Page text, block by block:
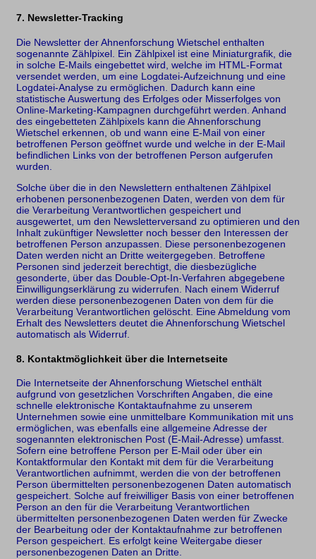
7. Newsletter-Tracking
Die Newsletter der Ahnenforschung Wietschel enthalten
sogenannte Zählpixel. Ein Zählpixel ist eine Miniaturgrafik, die
in solche E-Mails eingebettet wird, welche im HTML-Format
versendet werden, um eine Logdatei-Aufzeichnung und eine
Logdatei-Analyse zu ermöglichen. Dadurch kann eine
statistische Auswertung des Erfolges oder Misserfolges von
Online-Marketing-Kampagnen durchgeführt werden. Anhand
des eingebetteten Zählpixels kann die Ahnenforschung
Wietschel erkennen, ob und wann eine E-Mail von einer
betroffenen Person geöffnet wurde und welche in der E-Mail
befindlichen Links von der betroffenen Person aufgerufen
wurden.
Solche über die in den Newslettern enthaltenen Zählpixel
erhobenen personenbezogenen Daten, werden von dem für
die Verarbeitung Verantwortlichen gespeichert und
ausgewertet, um den Newsletterversand zu optimieren und den
Inhalt zukünftiger Newsletter noch besser den Interessen der
betroffenen Person anzupassen. Diese personenbezogenen
Daten werden nicht an Dritte weitergegeben. Betroffene
Personen sind jederzeit berechtigt, die diesbezügliche
gesonderte, über das Double-Opt-In-Verfahren abgegebene
Einwilligungserklärung zu widerrufen. Nach einem Widerruf
werden diese personenbezogenen Daten von dem für die
Verarbeitung Verantwortlichen gelöscht. Eine Abmeldung vom
Erhalt des Newsletters deutet die Ahnenforschung Wietschel
automatisch als Widerruf.
8. Kontaktmöglichkeit über die Internetseite
Die Internetseite der Ahnenforschung Wietschel enthält
aufgrund von gesetzlichen Vorschriften Angaben, die eine
schnelle elektronische Kontaktaufnahme zu unserem
Unternehmen sowie eine unmittelbare Kommunikation mit uns
ermöglichen, was ebenfalls eine allgemeine Adresse der
sogenannten elektronischen Post (E-Mail-Adresse) umfasst.
Sofern eine betroffene Person per E-Mail oder über ein
Kontaktformular den Kontakt mit dem für die Verarbeitung
Verantwortlichen aufnimmt, werden die von der betroffenen
Person übermittelten personenbezogenen Daten automatisch
gespeichert. Solche auf freiwilliger Basis von einer betroffenen
Person an den für die Verarbeitung Verantwortlichen
übermittelten personenbezogenen Daten werden für Zwecke
der Bearbeitung oder der Kontaktaufnahme zur betroffenen
Person gespeichert. Es erfolgt keine Weitergabe dieser
personenbezogenen Daten an Dritte.